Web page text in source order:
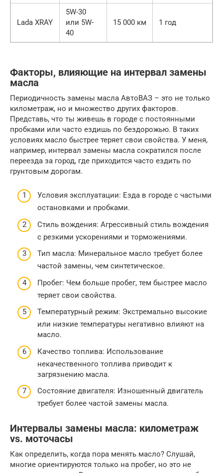
Lada XRAY
5W-30
или 5W-
40
15 000 км 1 год
Факторы, влияющие на интервал замены
масла
Периодичность замены масла АвтоВАЗ – это не только
километраж, но и множество других факторов.
Представь, что ты живешь в городе с постоянными
пробками или часто ездишь по бездорожью. В таких
условиях масло быстрее теряет свои свойства. У меня,
например, интервал замены масла сократился после
переезда за город, где приходится часто ездить по
грунтовым дорогам.
Условия эксплуатации: Езда в городе с частыми
остановками и пробками.
Стиль вождения: Агрессивный стиль вождения
с резкими ускорениями и торможениями.
Тип масла: Минеральное масло требует более
частой замены, чем синтетическое.
Пробег: Чем больше пробег, тем быстрее масло
теряет свои свойства.
Температурный режим: Экстремально высокие
или низкие температуры негативно влияют на
масло.
Качество топлива: Использование
некачественного топлива приводит к
загрязнению масла.
Состояние двигателя: Изношенный двигатель
требует более частой замены масла.
Интервалы замены масла: километраж
vs. моточасы
Как определить, когда пора менять масло? Слушай,
многие ориентируются только на пробег, но это не